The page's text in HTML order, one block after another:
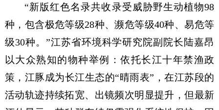
“新版红色名录共收录受威胁野生动植物98
种，包含极危等级28种、濒危等级40种、易危等
级30种。”江苏省环境科学研究院副院长陆嘉昂
以大众熟知的物种举例：依托长江十年禁渔政
策，江豚成为长江生态的“晴雨表”，在江苏段的
活动轨迹持续拓宽、出镜频次明显提升，但最新